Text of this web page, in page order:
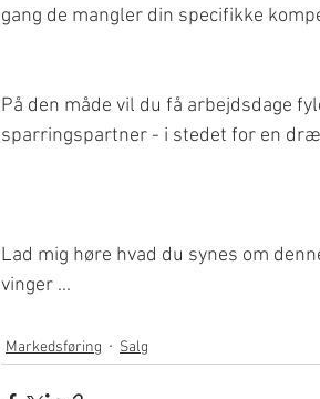
gang de mangler din specifikke
På den måde vil du få arbejdsdage
sparringspartner - i stedet for en
Lad mig høre hvad du synes om
vinger ...
Markedsføring Salg